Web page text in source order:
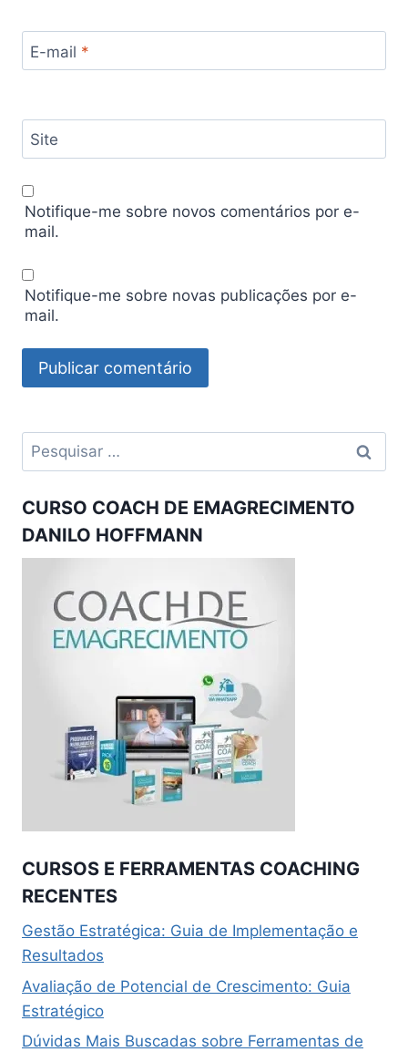
E-mail *
Site
Notifique-me sobre novos comentários por e-
mail.
Notifique-me sobre novas publicações por e-
mail.
Pesquisar
por:
CURSO COACH DE EMAGRECIMENTO
DANILO HOFFMANN
CURSOS E FERRAMENTAS COACHING
RECENTES
Gestão Estratégica: Guia de Implementação e
Resultados
Avaliação de Potencial de Crescimento: Guia
Estratégico
Dúvidas Mais Buscadas sobre Ferramentas de